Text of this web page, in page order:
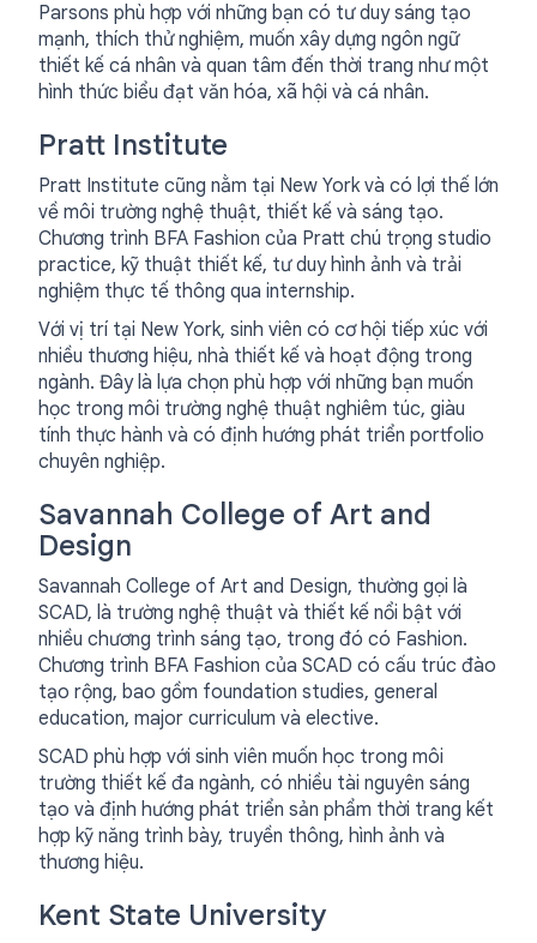
Parsons phù hợp với những bạn có tư duy sáng tạo
mạnh, thích thử nghiệm, muốn xây dựng ngôn ngữ
thiết kế cá nhân và quan tâm đến thời trang như một
hình thức biểu đạt văn hóa, xã hội và cá nhân.
Pratt Institute
Pratt Institute cũng nằm tại New York và có lợi thế lớn
về môi trường nghệ thuật, thiết kế và sáng tạo.
Chương trình BFA Fashion của Pratt chú trọng studio
practice, kỹ thuật thiết kế, tư duy hình ảnh và trải
nghiệm thực tế thông qua internship.
Với vị trí tại New York, sinh viên có cơ hội tiếp xúc với
nhiều thương hiệu, nhà thiết kế và hoạt động trong
ngành. Đây là lựa chọn phù hợp với những bạn muốn
học trong môi trường nghệ thuật nghiêm túc, giàu
tính thực hành và có định hướng phát triển portfolio
chuyên nghiệp.
Savannah College of Art and
Design
Savannah College of Art and Design, thường gọi là
SCAD, là trường nghệ thuật và thiết kế nổi bật với
nhiều chương trình sáng tạo, trong đó có Fashion.
Chương trình BFA Fashion của SCAD có cấu trúc đào
tạo rộng, bao gồm foundation studies, general
education, major curriculum và elective.
SCAD phù hợp với sinh viên muốn học trong môi
trường thiết kế đa ngành, có nhiều tài nguyên sáng
tạo và định hướng phát triển sản phẩm thời trang kết
hợp kỹ năng trình bày, truyền thông, hình ảnh và
thương hiệu.
Kent State University